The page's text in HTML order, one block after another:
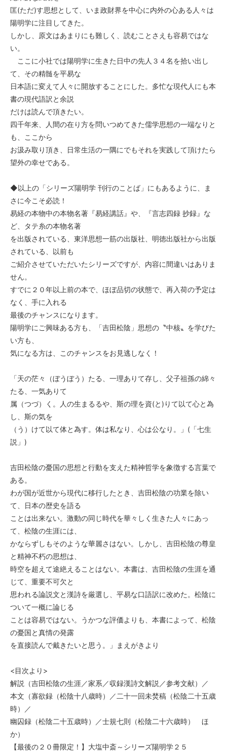
匡(ただ)す思想として、いま政財界を中心に内外の心ある人々は
陽明学に注目してきた。
しかし、原文はあまりにも難しく、読むことさえも容易ではな
い。
ここに小社では陽明学に生きた日中の先人３４名を拾い出し
て、その精髄を平易な
日本語に変えて人々に開放することにした。多忙な現代人にも本
書の現代語訳と余説
だけは読んで頂きたい。
四千年来、人間の在り方を問いつめてきた儒学思想の一端なりと
も、ここから
お汲み取り頂き、日常生活の一隅にでもそれを実践して頂けたら
望外の幸せである。
◆以上の「シリーズ陽明学 刊行のことば」にもあるように、ま
さに今こそ必読！
易経の本物中の本物名著『易経講話』や、『言志四録 抄録』な
ど、タテ糸の本物名著
を出版されている、東洋思想一筋の出版社、明徳出版社から出版
されている、以前も
ご紹介させていただいたシリーズですが、内容に間違いはありま
せん。
すでに２０年以上前の本で、ほぼ品切の状態で、再入荷の予定は
なく、手に入れる
最後のチャンスになります。
陽明学にご興味ある方も、「吉田松陰」思想の〝中核〟を学びた
い方も、
気になる方は、このチャンスをお見逃しなく！
「天の茫々（ぼうぼう）たる、一理ありて存し、父子祖孫の綿々
たる、一気ありて
属（つづ）く。人の生まるるや、斯の理を資(と)りて以て心と為
し、斯の気を
（う）けて以て体と為す。体は私なり、心は公なり。」(「七生
説」)
吉田松陰の憂国の思想と行動を支えた精神哲学を象徴する言葉で
ある。
わが国が近世から現代に移行したとき、吉田松陰の功業を除い
て、日本の歴史を語る
ことは出来ない。激動の同じ時代を華々しく生きた人々にあっ
て、松陰の生涯には、
かならずしもそのような華麗さはない。しかし、吉田松陰の尊皇
と精神不朽の思想は、
時空を超えて途絶えることはない。本書は、吉田松陰の生涯を通
じて、重要不可欠と
思われる論説文と漢詩を厳選し、平易な口語訳に改めた。松陰に
ついて一概に論じる
ことは容易ではない。うかつな評価よりも、本書によって、松陰
の憂国と真情の発露
を直接読んで戴きたいと思う。」まえがきより
<目次より>
解説（吉田松陰の生涯／家系／収録漢詩文解説／参考文献）／
本文（寡欲録（松陰十八歳時）／二十一回未焚稿（松陰二十五歳
時）／
幽囚録（松陰二十五歳時）／士規七則（松陰二十六歳時） ほ
か）
【最後の２０冊限定！】大塩中斎～シリーズ陽明学２５